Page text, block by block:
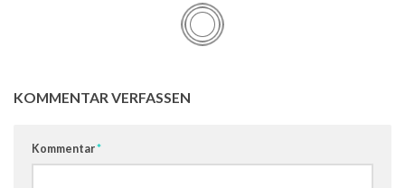
KOMMENTAR VERFASSEN
Kommentar*